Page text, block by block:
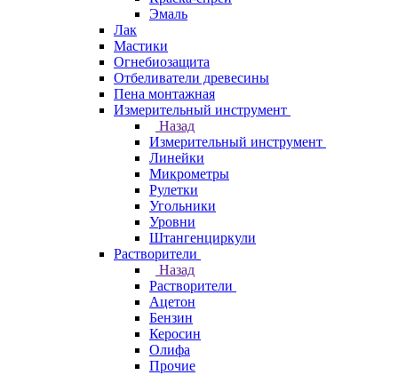
Эмаль
Лак
Мастики
Огнебиозащита
Отбеливатели древесины
Пена монтажная
Измерительный инструмент
Назад
Измерительный инструмент
Линейки
Микрометры
Рулетки
Угольники
Уровни
Штангенциркули
Растворители
Назад
Растворители
Ацетон
Бензин
Керосин
Олифа
Прочие